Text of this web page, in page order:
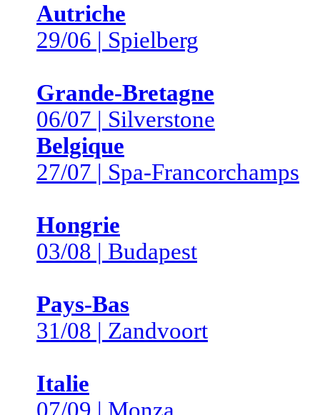
Autriche
29/06 | Spielberg
Grande-Bretagne
06/07 | Silverstone
Belgique
27/07 | Spa-Francorchamps
Hongrie
03/08 | Budapest
Pays-Bas
31/08 | Zandvoort
Italie